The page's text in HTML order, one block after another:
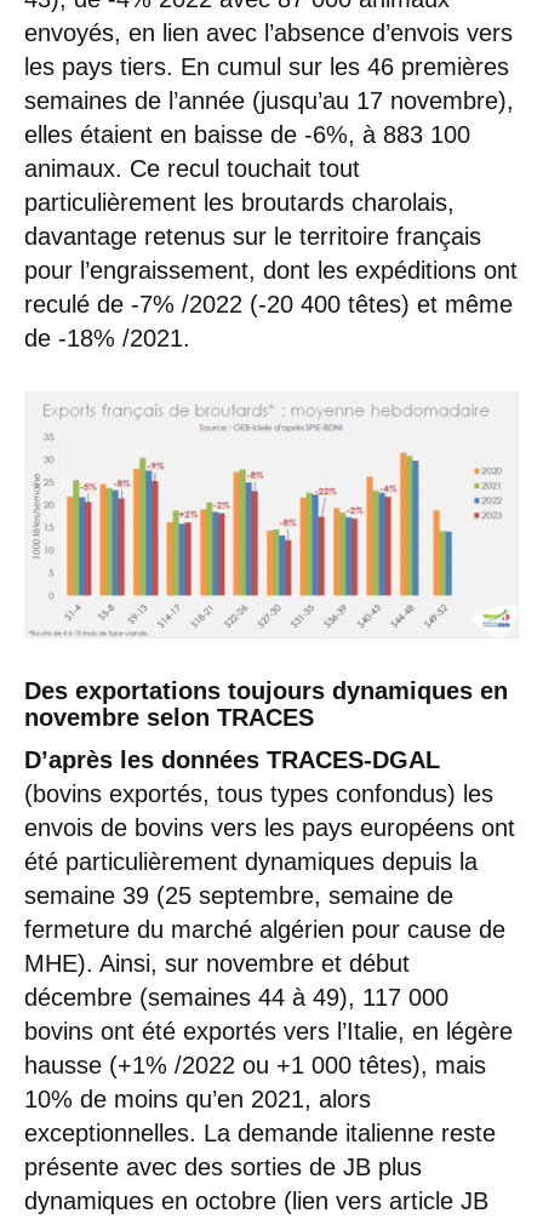
envoyés, en lien avec l’absence d’envois vers
les pays tiers. En cumul sur les 46 premières
semaines de l’année (jusqu’au 17 novembre),
elles étaient en baisse de -6%, à 883 100
animaux. Ce recul touchait tout
particulièrement les broutards charolais,
davantage retenus sur le territoire français
pour l’engraissement, dont les expéditions ont
reculé de -7% /2022 (-20 400 têtes) et même
de -18% /2021.
Des exportations toujours dynamiques en
novembre selon TRACES
D’après les données TRACES-DGAL
(bovins exportés, tous types confondus) les
envois de bovins vers les pays européens ont
été particulièrement dynamiques depuis la
semaine 39 (25 septembre, semaine de
fermeture du marché algérien pour cause de
MHE). Ainsi, sur novembre et début
décembre (semaines 44 à 49), 117 000
bovins ont été exportés vers l’Italie, en légère
hausse (+1% /2022 ou +1 000 têtes), mais
10% de moins qu’en 2021, alors
exceptionnelles. La demande italienne reste
présente avec des sorties de JB plus
dynamiques en octobre (lien vers article JB